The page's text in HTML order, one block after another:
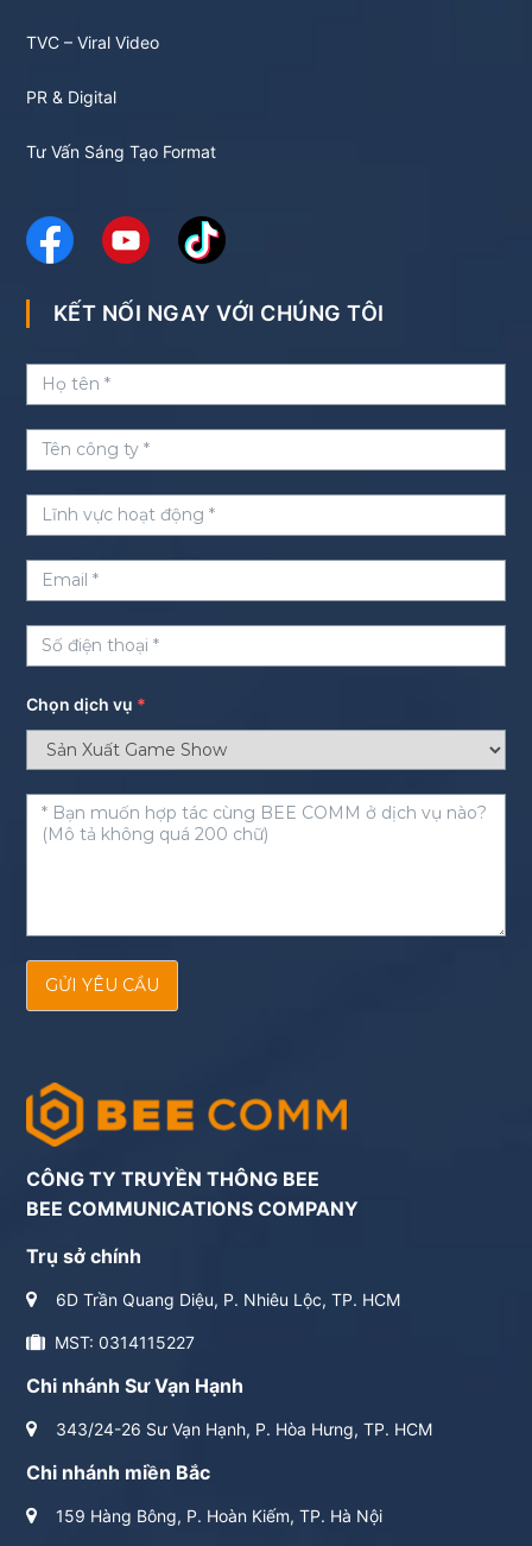
TVC – Viral Video
PR & Digital
Tư Vấn Sáng Tạo Format
KẾT NỐI NGAY VỚI CHÚNG TÔI
Chọn dịch vụ *
GỬI YÊU CẦU
CÔNG TY TRUYỀN THÔNG BEE
BEE COMMUNICATIONS COMPANY
Trụ sở chính
6D Trần Quang Diệu, P. Nhiêu Lộc, TP. HCM
MST: 0314115227
Chi nhánh Sư Vạn Hạnh
343/24-26 Sư Vạn Hạnh, P. Hòa Hưng, TP. HCM
Chi nhánh miền Bắc
159 Hàng Bông, P. Hoàn Kiếm, TP. Hà Nội